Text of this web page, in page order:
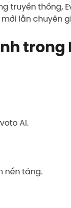
truyền thống,
lẫn chuyên
trong
AI.
nền tảng.